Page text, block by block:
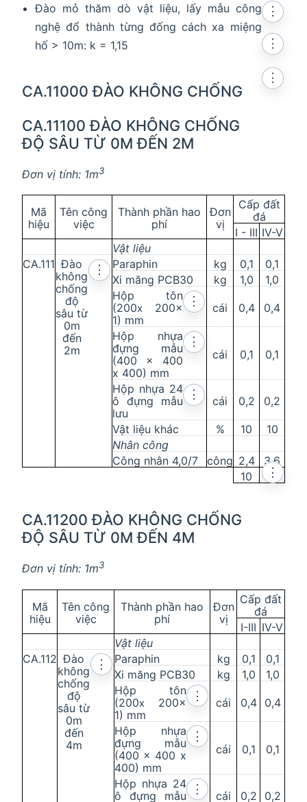
Đào mỏ thăm dò vật liệu, lấy mẫu công
nghệ đổ thành từng đống cách xa miệng
hố > 10m: k = 1,15
⋮
CA.11000 ĐÀO KHÔNG CHỐNG
⋮
CA.11100 ĐÀO KHÔNG CHỐNG
ĐỘ SÂU TỪ 0M ĐẾN 2M
⋮
Đơn vị tính: 1m3
Mã
hiệu
Tên công
việc
Thành phần hao
phí
Đơn
vị
Cấp đất
đá
I - III IV-V
Vật liệu
CA.111 Đào
không
chống
độ
sâu từ
0m
đến
2m
⋮ Paraphin kg 0,1
0,1
Xi măng PCB30
kg 1,0
1,0
Hộp tôn
(200x 200x
1) mm
⋮ cái 0,4 0,4
Hộp nhựa
đựng mẫu
(400 x 400
x 400) mm
⋮
cái
0,1 0,1
Hộp nhựa 24
ô đựng mẫu
lưu
⋮ cái 0,2 0,2
Vật liệu khác % 10
10
Nhân công
Công nhân 4,0/7
công 2,4
3,6
10
20
CA.11200 ĐÀO KHÔNG CHỐNG
ĐỘ SÂU TỪ 0M ĐẾN 4M
⋮
Đơn vị tính: 1m3
Mã
hiệu
Tên công
việc
Thành phần hao
phí
Đơn
vị
Cấp đất
đá
I-III IV-V
Vật liệu
CA.112 Đào
không
chống
độ
sâu từ
0m
đến
4m
⋮ Paraphin kg 0,1
0,1
Xi măng PCB30
kg 1,0
1,0
Hộp tôn
(200x 200x
1) mm
⋮ cái 0,4 0,4
Hộp nhựa
đựng mẫu
(400 x 400 x
400) mm
⋮
cái
0,1 0,1
Hộp nhựa 24
ô đựng mẫu
⋮ cái 0,2 0,2